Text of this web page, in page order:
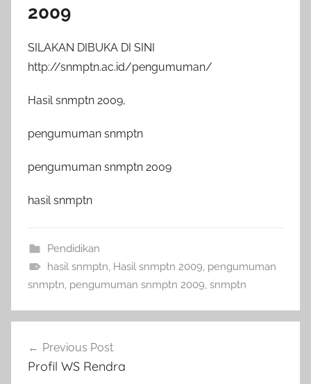
2009
SILAKAN DIBUKA DI SINI
http://snmptn.ac.id/pengumuman/
Hasil snmptn 2009,
pengumuman snmptn
pengumuman snmptn 2009
hasil snmptn
Pendidikan
hasil snmptn, Hasil snmptn 2009, pengumuman
snmptn, pengumuman snmptn 2009, snmptn
pos
Previous Post
Profil WS Rendra